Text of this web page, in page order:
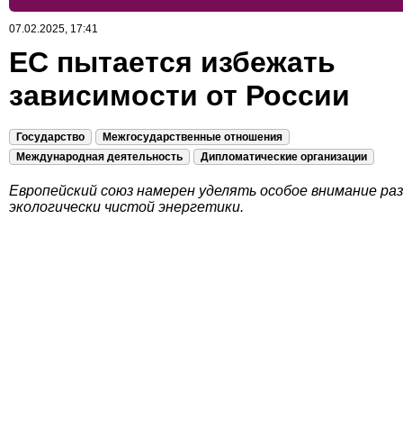
07.02.2025, 17:41
ЕС пытается избежать
зависимости от России
Государство
Межгосударственные отношения
Международная деятельность
Дипломатические организации
Европейский союз намерен уделять особое внимание
экологически чистой энергетики.